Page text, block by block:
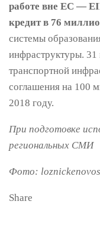
работе вне ЕС —
кредит в 76
системы
инфраструктуры.
транспортной
соглашения на 100
2018 году.
При подготовке
региональных СМИ
Фото:
Share